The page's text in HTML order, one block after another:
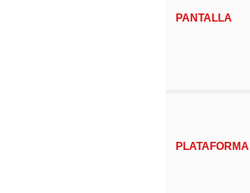
PANTALLA
PLATAFORMA